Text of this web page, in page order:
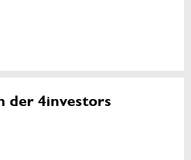
der 4investors